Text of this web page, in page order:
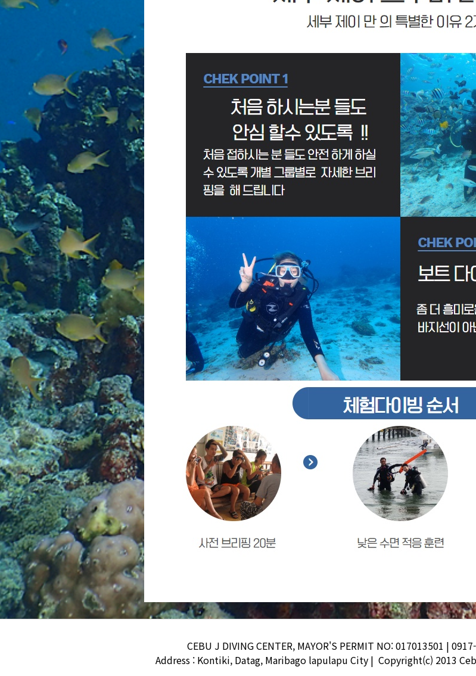
CEBU J DIVING CENTER, MAYOR'S PERMIT NO: 017013501 |
Address : Kontiki, Datag, Maribago lapulapu City | Copyright(c) 2013